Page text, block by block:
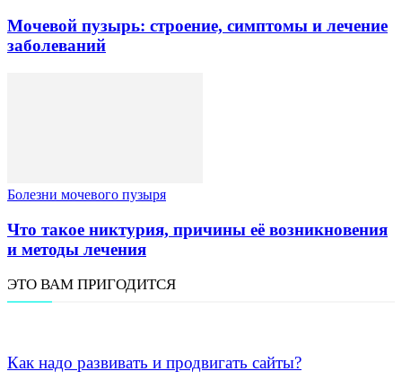
Мочевой пузырь: строение, симптомы и лечение
заболеваний
Болезни мочевого пузыря
Что такое никтурия, причины её возникновения
и методы лечения
ЭТО ВАМ ПРИГОДИТСЯ
Как надо развивать и продвигать сайты?